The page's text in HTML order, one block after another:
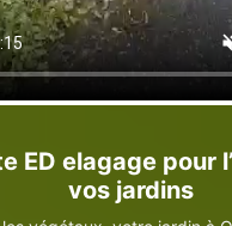
ED elagage pour
vos jardins